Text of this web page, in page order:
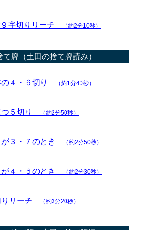
９字切りリーチ （約2分10秒）
て牌（土田の捨て牌読み）
の４・６切り （約1分40秒）
つ５切り （約2分50秒）
が３・７のとき （約2分50秒）
が４・６のとき （約2分30秒）
りリーチ （約3分20秒）